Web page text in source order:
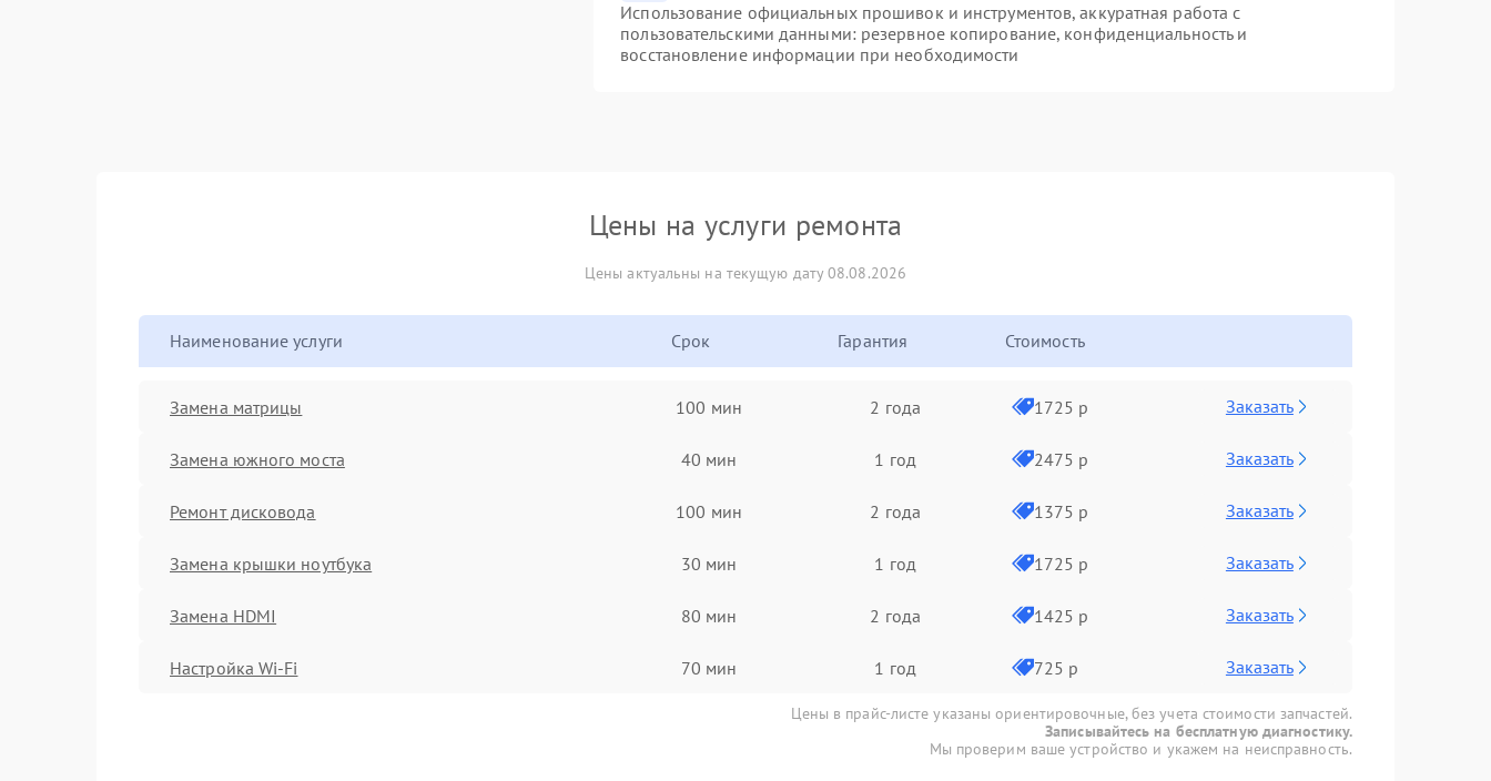
Использование официальных прошивок и инструментов, аккуратная работа с
пользовательскими данными: резервное копирование, конфиденциальность и
восстановление информации при необходимости
Цены на услуги ремонта
Цены актуальны на текущую дату 08.08.2026
Наименование услуги Срок Гарантия Стоимость
Замена матрицы 100 мин 2 года 1725 р Заказать
Замена южного моста 40 мин 1 год 2475 р Заказать
Ремонт дисковода 100 мин 2 года 1375 р Заказать
Замена крышки ноутбука 30 мин 1 год 1725 р Заказать
Замена HDMI 80 мин 2 года 1425 р Заказать
Настройка Wi-Fi 70 мин 1 год 725 р Заказать
Цены в прайс-листе указаны ориентировочные, без учета стоимости запчастей.
Записывайтесь на бесплатную диагностику.
Мы проверим ваше устройство и укажем на неисправность.